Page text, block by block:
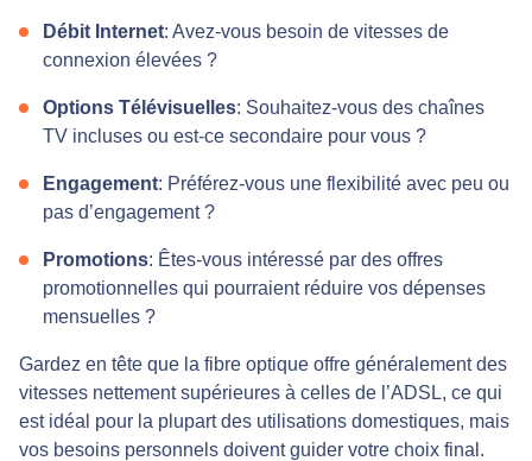
Débit Internet: Avez-vous besoin de vitesses de
connexion élevées ?
Options Télévisuelles: Souhaitez-vous des chaînes
TV incluses ou est-ce secondaire pour vous ?
Engagement: Préférez-vous une flexibilité avec peu ou
pas d’engagement ?
Promotions: Êtes-vous intéressé par des offres
promotionnelles qui pourraient réduire vos dépenses
mensuelles ?
Gardez en tête que la fibre optique offre généralement des
vitesses nettement supérieures à celles de l’ADSL, ce qui
est idéal pour la plupart des utilisations domestiques, mais
vos besoins personnels doivent guider votre choix final.